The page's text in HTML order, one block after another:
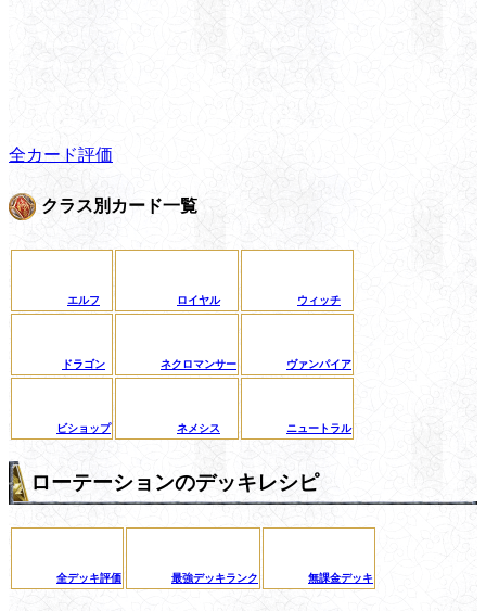
全カード評価
クラス別カード一覧
エルフ ロイヤル ウィッチ
ドラゴン ネクロマンサー ヴァンパイア
ビショップ ネメシス ニュートラル
ローテーションのデッキレシピ
全デッキ評価 最強デッキランク 無課金デッキ